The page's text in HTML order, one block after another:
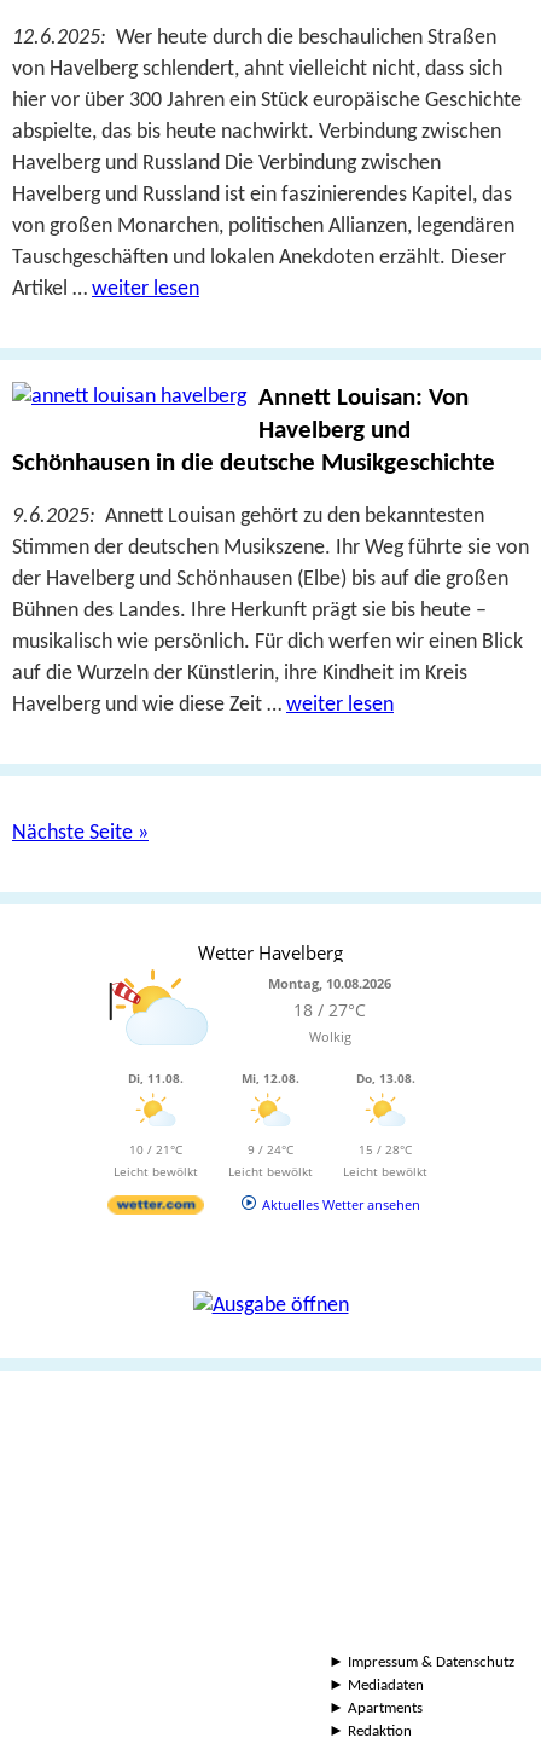
12.6.2025: Wer heute durch die beschaulichen Straßen
von Havelberg schlendert, ahnt vielleicht nicht, dass sich
hier vor über 300 Jahren ein Stück europäische Geschichte
abspielte, das bis heute nachwirkt. Verbindung zwischen
Havelberg und Russland Die Verbindung zwischen
Havelberg und Russland ist ein faszinierendes Kapitel, das
von großen Monarchen, politischen Allianzen, legendären
Tauschgeschäften und lokalen Anekdoten erzählt. Dieser
Artikel … weiter lesen
Annett Louisan: Von
Havelberg und
Schönhausen in die deutsche Musikgeschichte
9.6.2025: Annett Louisan gehört zu den bekanntesten
Stimmen der deutschen Musikszene. Ihr Weg führte sie von
der Havelberg und Schönhausen (Elbe) bis auf die großen
Bühnen des Landes. Ihre Herkunft prägt sie bis heute –
musikalisch wie persönlich. Für dich werfen wir einen Blick
auf die Wurzeln der Künstlerin, ihre Kindheit im Kreis
Havelberg und wie diese Zeit … weiter lesen
Nächste Seite »
Wetter Havelberg
Montag, 10.08.2026
18 / 27°C
Wolkig
Di, 11.08.
10 / 21°C
Leicht bewölkt
Mi, 12.08.
9 / 24°C
Leicht bewölkt
Do, 13.08.
15 / 28°C
Leicht bewölkt
Aktuelles Wetter ansehen
►
Impressum & Datenschutz
►
Mediadaten
►Apartments
►
Redaktion